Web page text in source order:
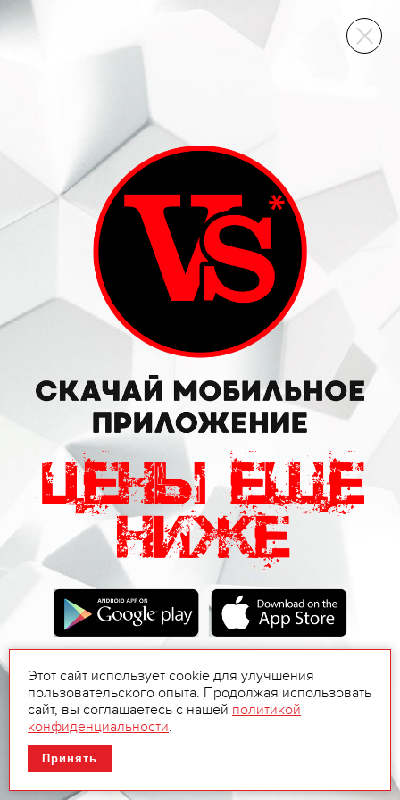
ВИННЫЙ СКЛАД
Этот сайт использует cookie для улучшения
пользовательского опыта. Продолжая использовать
сайт, вы соглашаетесь с нашей политикой
конфиденциальности.
Принять